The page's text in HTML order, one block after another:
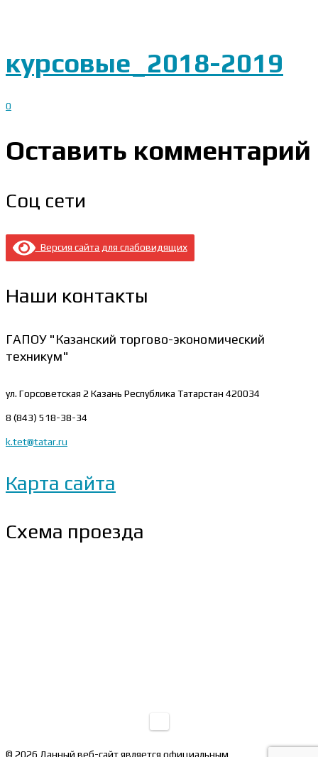
курсовые_2018-2019
0
Оставить комментарий
Соц сети
Версия сайта для слабовидящих
Наши контакты
ГАПОУ "Казанский торгово-экономический
техникум"
ул. Горсоветская 2 Казань Республика Татарстан 420034
8 (843) 518-38-34
k.tet@tatar.ru
Карта сайта
Схема проезда
© 2026 Данный веб-сайт является официальным